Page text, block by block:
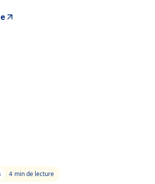
4 min de lecture